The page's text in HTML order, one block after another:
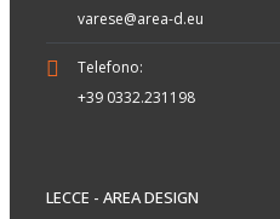
varese@area-d.eu
Telefono:
+39 0332.231198
LECCE - AREA DESIGN